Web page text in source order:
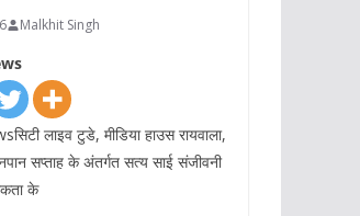
Malkhit Singh
लाइव टुडे, मीडिया हाउस रायवाला,
सप्ताह के अंतर्गत सत्य साई संजीवनी
के